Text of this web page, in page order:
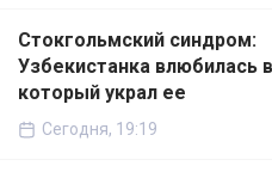
Стокгольмский синдром:
Узбекистанка влюбилась
который украл ее
Сегодня, 19:19